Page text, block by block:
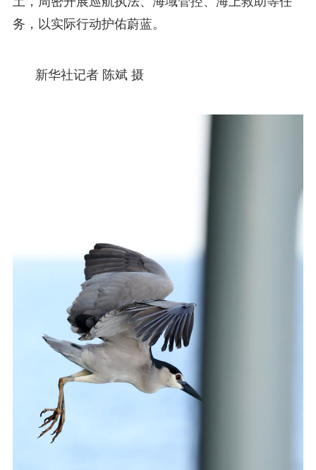
务，以实际行动护佑蔚蓝。
新华社记者 陈斌 摄